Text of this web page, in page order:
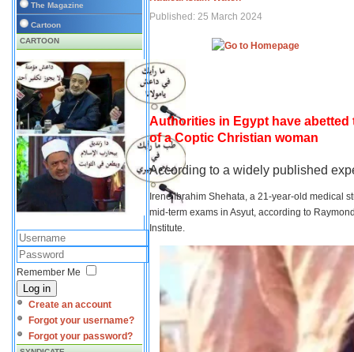
The Magazine
Cartoon
CARTOON
Remember Me
Log in
Create an account
Forgot your username?
Forgot your password?
Published: 25 March 2024
Authorities in Egypt have
of a Coptic Christian woman
According to a widely published
Irene Ibrahim Shehata, a 21-year-old medical
mid-term exams in Asyut, according to
Institute.